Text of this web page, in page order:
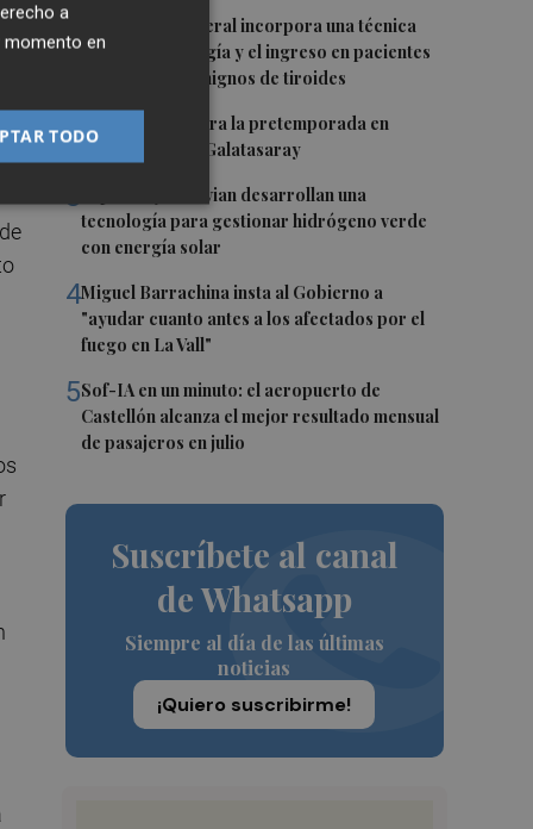
1
El Hospital General incorpora una técnica
que evita la cirugía y el ingreso en pacientes
con nódulos benignos de tiroides
2 El Villarreal cierra la pretemporada en
Turquía ante el Galatasaray
3 Espaitec y Abervian desarrollan una
tecnología para gestionar hidrógeno verde
con energía solar
4Miguel Barrachina insta al Gobierno a
"ayudar cuanto antes a los afectados por el
fuego en La Vall"
5Sof-IA en un minuto: el aeropuerto de
Castellón alcanza el mejor resultado mensual
de pasajeros en julio
Suscríbete al canal
de Whatsapp
Siempre al día de las últimas
noticias
¡Quiero suscribirme!
a
momento en
TODO